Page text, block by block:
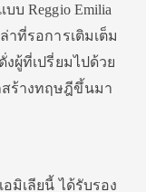
บ Reggio Emilia
าที่รอการเติมเต็ม
ผู้ที่เปรี่ยมไปด้วย
ร้างทฤษฎีขึ้นมา
มิเลียนี้ ได้รับรอง